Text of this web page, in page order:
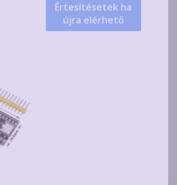
Értesítésetek ha
újra elérhető